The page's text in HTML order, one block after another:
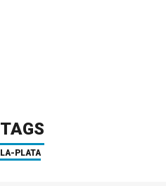
TAGS
LA-PLATA